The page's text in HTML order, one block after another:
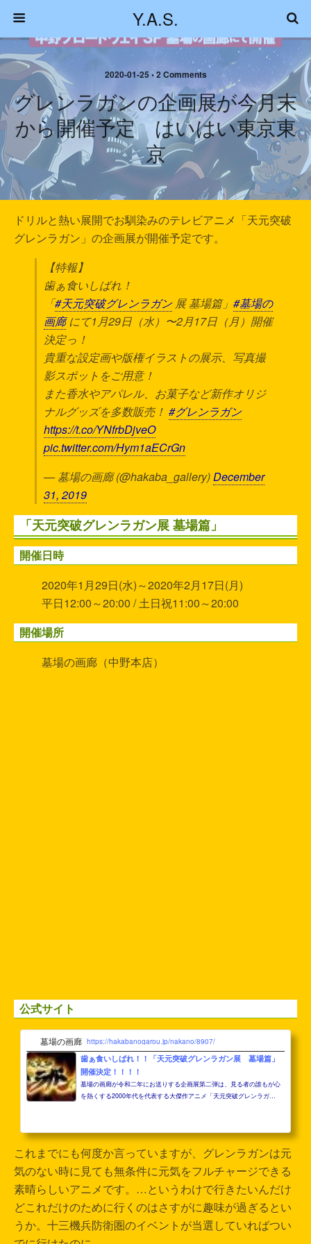
Y.A.S.
2020-01-25 • 2 Comments
グレンラガンの企画展が今月末
から開催予定 はいはい東京東
京
ドリルと熱い展開でお馴染みのテレビアニメ「天元突破
グレンラガン」の企画展が開催予定です。
【特報】
歯ぁ食いしばれ！
「#天元突破グレンラガン展 墓場篇」 #墓場の
画廊にて1月29日（水）〜2月17日（月）開催
決定っ！
貴重な設定画や版権イラストの展示、写真撮
影スポットをご用意！
また香水やアパレル、お菓子など新作オリジ
ナルグッズを多数販売！ #グレンラガン
https://t.co/YNfrbDjveO
pic.twitter.com/Hym1aECrGn
— 墓場の画廊 (@hakaba_gallery)December
31, 2019
「天元突破グレンラガン展 墓場篇」
開催日時
2020年1月29日(水)～2020年2月17日(月)
平日12:00～20:00 / 土日祝11:00～20:00
開催場所
墓場の画廊（中野本店）
公式サイト
墓場の画廊 https://hakabanogarou.jp/nakano/8907/
歯ぁ食いしばれ！！「天元突破グレンラガン展 墓場篇」
開催決定！！！！
墓場の画廊が令和二年にお送りする企画展第二弾は、見る者の誰もが心
を熱くする2000年代を代表する大傑作アニメ「天元突破グレンラガ
これまでにも何度か言っていますが、グレンラガンは元
気のない時に見ても無条件に元気をフルチャージできる
素晴らしいアニメです。…というわけで行きたいんだけ
どこれだけのために行くのはさすがに趣味が過ぎるとい
うか。十三機兵防衛圏のイベントが当選していればつい